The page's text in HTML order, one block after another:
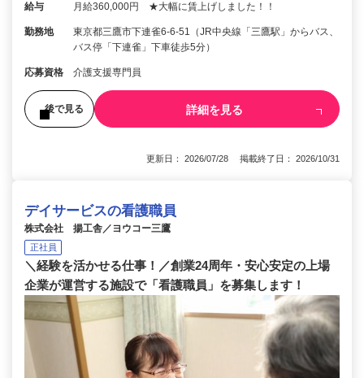
給与 月給360,000円 ★大幅に賃上げしました！！
勤務地
東京都三鷹市下連雀6‐6‐51（JR中央線「三鷹駅」からバス、
バス停「下連雀」下車徒歩5分）
応募資格 介護支援専門員
後で見る 詳細を見る
更新日： 2026/07/28 掲載終了日： 2026/10/31
デイサービスの看護職員
株式会社 揚工舎／ヨウコー三鷹
正社員
＼経験を活かせる仕事！／創業24周年・安心安定の上場
企業が運営する施設で「看護職員」を募集します！